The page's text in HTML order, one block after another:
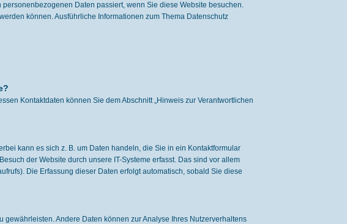
Daten passiert, wenn Sie diese Website besuchen.
können. Ausführliche Informationen zum Thema Datenschutz
Kontaktdaten können Sie dem Abschnitt „Hinweis zur Verantwortlichen
kann es sich z. B. um Daten handeln, die Sie in ein Kontaktformular
der Website durch unsere IT-Systeme erfasst. Das sind vor allem
Die Erfassung dieser Daten erfolgt automatisch, sobald Sie diese
Andere Daten können zur Analyse Ihres Nutzerverhaltens